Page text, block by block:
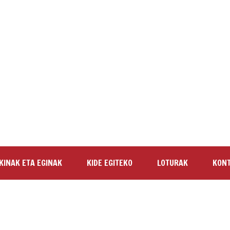
ETA EGINAK KIDE EGITEKO LOTURAK